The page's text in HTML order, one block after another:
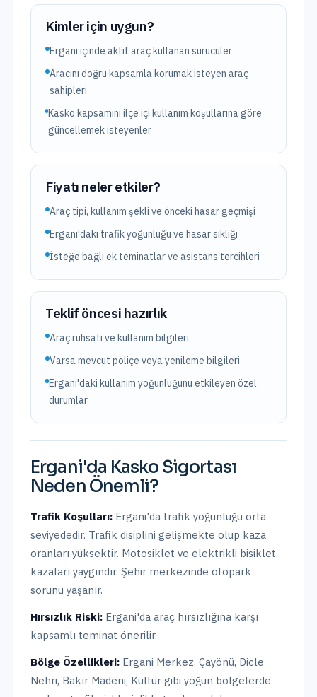
Kimler için uygun?
Ergani içinde aktif araç kullanan sürücüler
Aracını doğru kapsamla korumak isteyen araç
sahipleri
Kasko kapsamını ilçe içi kullanım koşullarına göre
güncellemek isteyenler
Fiyatı neler etkiler?
Araç tipi, kullanım şekli ve önceki hasar geçmişi
Ergani'daki trafik yoğunluğu ve hasar sıklığı
İsteğe bağlı ek teminatlar ve asistans tercihleri
Teklif öncesi hazırlık
Araç ruhsatı ve kullanım bilgileri
Varsa mevcut poliçe veya yenileme bilgileri
Ergani'daki kullanım yoğunluğunu etkileyen özel
durumlar
Ergani'da Kasko Sigortası
Neden Önemli?
Trafik Koşulları: Ergani'da trafik yoğunluğu orta
seviyededir. Trafik disiplini gelişmekte olup kaza
oranları yüksektir. Motosiklet ve elektrikli bisiklet
kazaları yaygındır. Şehir merkezinde otopark
sorunu yaşanır.
Hırsızlık Riski: Ergani'da araç hırsızlığına karşı
kapsamlı teminat önerilir.
Bölge Özellikleri: Ergani Merkez, Çayönü, Dicle
Nehri, Bakır Madeni, Kültür gibi yoğun bölgelerde